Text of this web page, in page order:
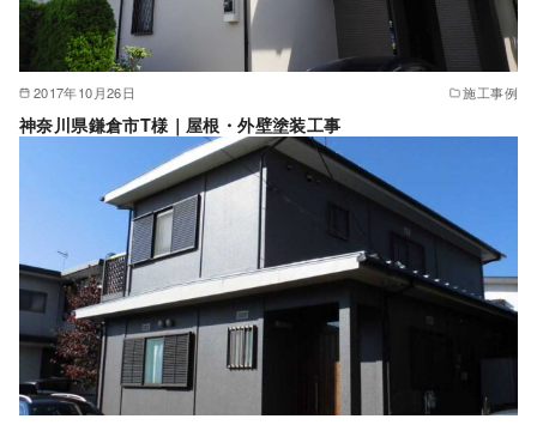
2017年10月26日 施工事例
神奈川県鎌倉市T様｜屋根・外壁塗装工事